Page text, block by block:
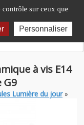
sur ceux que
Personnaliser
à vis E14
G9
Lumière du jour »